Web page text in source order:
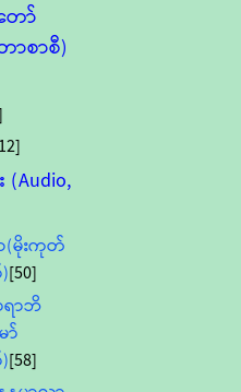
ော်
ာစာစီ)
(Audio,
(မိုးကုတ်
[50]
ရာဘိ
ာ်
[58]